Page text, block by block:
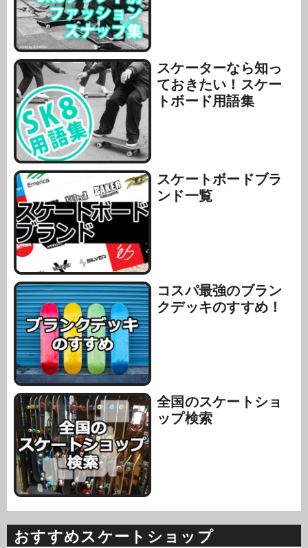
スケーターなら知っ
ておきたい！スケー
トボード用語集
スケートボードブラ
ンド一覧
コスパ最強のブラン
クデッキのすすめ！
全国のスケートショ
ップ検索
おすすめスケートショップ